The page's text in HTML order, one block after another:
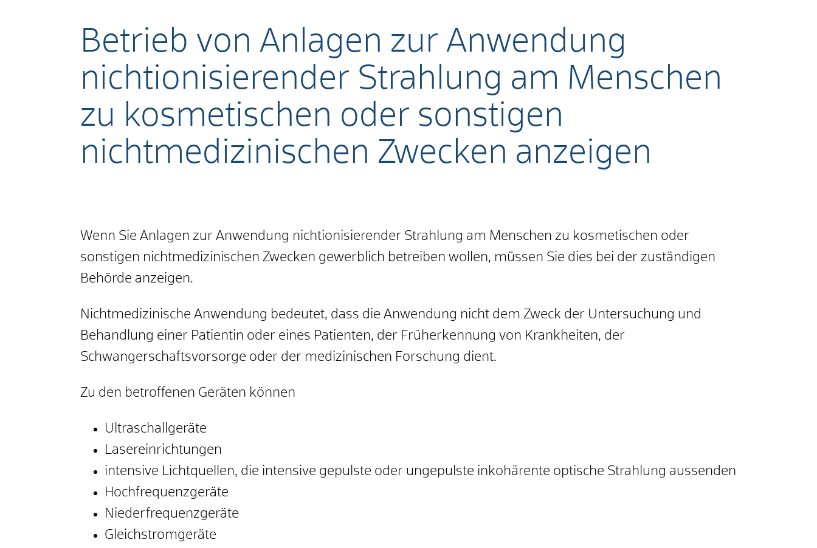
Betrieb von Anlagen zur Anwendung
nichtionisierender Strahlung am Menschen
zu kosmetischen oder sonstigen
nichtmedizinischen Zwecken anzeigen
Wenn Sie Anlagen zur Anwendung nichtionisierender Strahlung am Menschen zu kosmetischen oder
sonstigen nichtmedizinischen Zwecken gewerblich betreiben wollen, müssen Sie dies bei der zuständigen
Behörde anzeigen.
Nichtmedizinische Anwendung bedeutet, dass die Anwendung nicht dem Zweck der Untersuchung und
Behandlung einer Patientin oder eines Patienten, der Früherkennung von Krankheiten, der
Schwangerschaftsvorsorge oder der medizinischen Forschung dient.
Zu den betroffenen Geräten können
Ultraschallgeräte
Lasereinrichtungen
intensive Lichtquellen, die intensive gepulste oder ungepulste inkohärente optische Strahlung aussenden
Hochfrequenzgeräte
Niederfrequenzgeräte
Gleichstromgeräte